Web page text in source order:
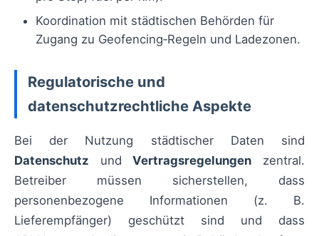
Koordination mit städtischen Behörden für
Zugang zu Geofencing‑Regeln und Ladezonen.
Regulatorische und
datenschutzrechtliche Aspekte
Bei der Nutzung städtischer Daten sind
Datenschutz undVertragsregelungen zentral.
Betreiber müssen sicherstellen, dass
personenbezogene Informationen (z. B.
Lieferempfänger) geschützt sind und dass